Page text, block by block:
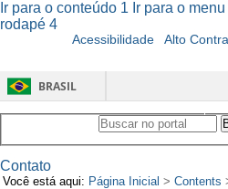
Ir para o conteúdo 1 Ir para o menu
rodapé 4
Acessibilidade Alto
BRASIL
Contato
Você está aqui: Página Inicial >Contents